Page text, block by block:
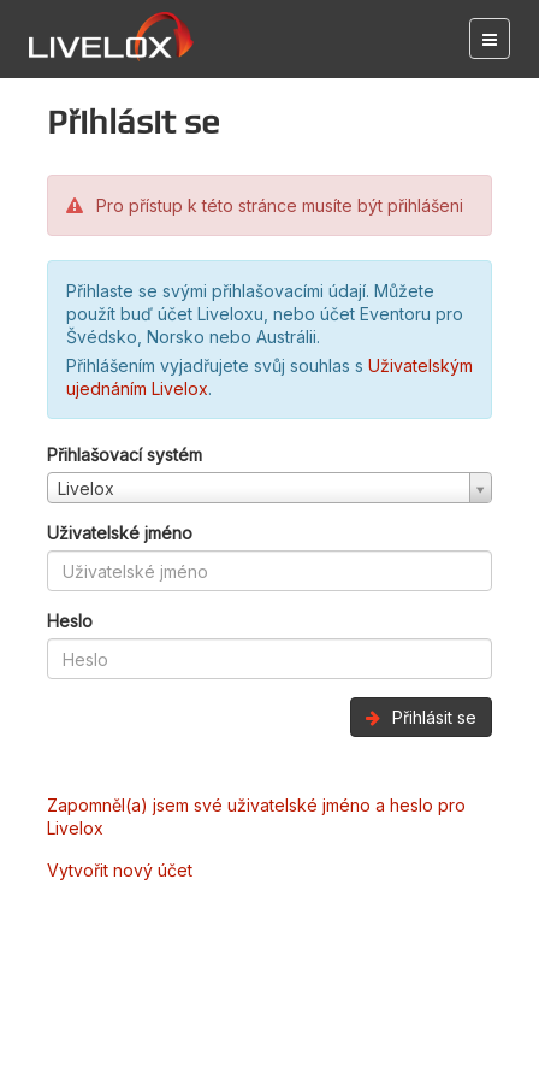
Přihlásit se
Pro přístup k této stránce musíte být přihlášeni
Přihlaste se svými přihlašovacími údají. Můžete
použít buď účet Liveloxu, nebo účet Eventoru pro
Švédsko, Norsko nebo Austrálii.
Přihlášením vyjadřujete svůj souhlas s Uživatelským
ujednáním Livelox.
Přihlašovací systém
Livelox
Uživatelské jméno
Heslo
Přihlásit se
Zapomněl(a) jsem své uživatelské jméno a heslo pro
Livelox
Vytvořit nový účet